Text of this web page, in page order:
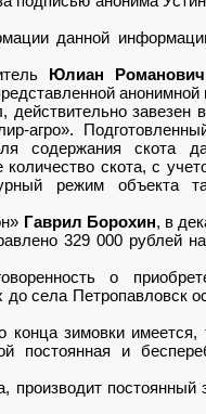
данной
Юлиан
завезен
агро».
содержания скота
скота, с
режим объекта
Гаврил Борохин, в
329 000 рублей
о
села Петропавловск
зимовки имеется,
постоянная и
производит постоянный